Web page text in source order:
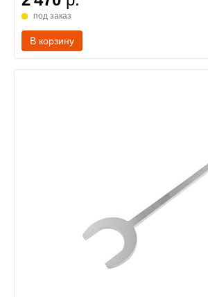
под заказ
В корзину